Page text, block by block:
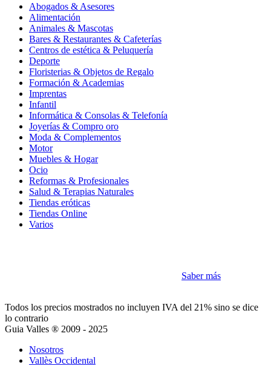
Abogados & Asesores
Alimentación
Animales & Mascotas
Bares & Restaurantes & Cafeterías
Centros de estética & Peluquería
Deporte
Floristerias & Objetos de Regalo
Formación & Academias
Imprentas
Infantil
Informática & Consolas & Telefonía
Joyerías & Compro oro
Moda & Complementos
Motor
Muebles & Hogar
Ocio
Reformas & Profesionales
Salud & Terapias Naturales
Tiendas eróticas
Tiendas Online
Varios
Saber más
Todos los precios mostrados no incluyen IVA del 21% sino se dice
lo contrario
Guia Valles ® 2009 - 2025
Nosotros
Vallès Occidental